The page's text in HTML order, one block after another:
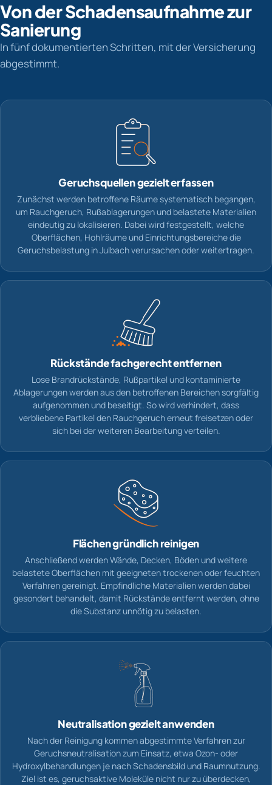
Von der Schadensaufnahme zur
Sanierung
In fünf dokumentierten Schritten, mit der Versicherung
abgestimmt.
Geruchsquellen gezielt erfassen
Zunächst werden betroffene Räume systematisch begangen,
um Rauchgeruch, Rußablagerungen und belastete Materialien
eindeutig zu lokalisieren. Dabei wird festgestellt, welche
Oberflächen, Hohlräume und Einrichtungsbereiche die
Geruchsbelastung in Julbach verursachen oder weitertragen.
Rückstände fachgerecht entfernen
Lose Brandrückstände, Rußpartikel und kontaminierte
Ablagerungen werden aus den betroffenen Bereichen sorgfältig
aufgenommen und beseitigt. So wird verhindert, dass
verbliebene Partikel den Rauchgeruch erneut freisetzen oder
sich bei der weiteren Bearbeitung verteilen.
Flächen gründlich reinigen
Anschließend werden Wände, Decken, Böden und weitere
belastete Oberflächen mit geeigneten trockenen oder feuchten
Verfahren gereinigt. Empfindliche Materialien werden dabei
gesondert behandelt, damit Rückstände entfernt werden, ohne
die Substanz unnötig zu belasten.
Neutralisation gezielt anwenden
Nach der Reinigung kommen abgestimmte Verfahren zur
Geruchsneutralisation zum Einsatz, etwa Ozon- oder
Hydroxylbehandlungen je nach Schadensbild und Raumnutzung.
Ziel ist es, geruchsaktive Moleküle nicht nur zu überdecken,